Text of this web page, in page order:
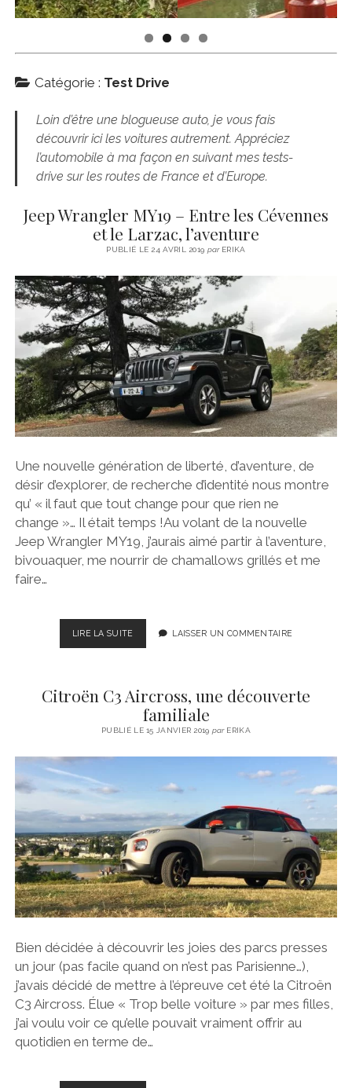
Catégorie : Test Drive
Loin d’être une blogueuse auto, je vous fais
découvrir ici les voitures autrement. Appréciez
l’automobile à ma façon en suivant mes tests-
drive sur les routes de France et d’Europe.
Jeep Wrangler MY19 – Entre les Cévennes
et le Larzac, l’aventure
PUBLIÉ LE 24 AVRIL 2019 parERIKA
Une nouvelle génération de liberté, d’aventure, de
désir d’explorer, de recherche d’identité nous montre
qu’ « il faut que tout change pour que rien ne
change »… Il était temps !Au volant de la nouvelle
Jeep Wrangler MY19, j’aurais aimé partir à l’aventure,
bivouaquer, me nourrir de chamallows grillés et me
faire…
LIRE LA SUITE
WRANGLER
ENTRE
LES
CÉVENNES
L’AVENTURE
LAISSER UN COMMENTAIRE
Citroën C3 Aircross, une découverte
familiale
PUBLIÉ LE 15 JANVIER 2019 parERIKA
Bien décidée à découvrir les joies des parcs presses
un jour (pas facile quand on n’est pas Parisienne…),
j’avais décidé de mettre à l’épreuve cet été la Citroën
C3 Aircross. Élue « Trop belle voiture » par mes filles,
j’ai voulu voir ce qu’elle pouvait vraiment offrir au
quotidien en terme de…